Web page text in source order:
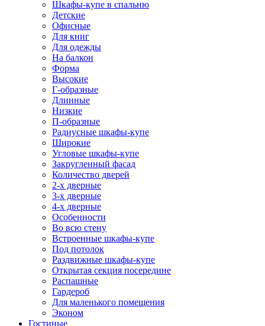
Шкафы-купе в спальню
Детские
Офисные
Для книг
Для одежды
На балкон
Форма
Высокие
Г-образные
Длинные
Низкие
П-образные
Радиусные шкафы-купе
Широкие
Угловые шкафы-купе
Закругленный фасад
Количество дверей
2-х дверные
3-х дверные
4-х дверные
Особенности
Во всю стену
Встроенные шкафы-купе
Под потолок
Раздвижные шкафы-купе
Открытая секция посередине
Распашные
Гардероб
Для маленького помещения
Эконом
Гостиные